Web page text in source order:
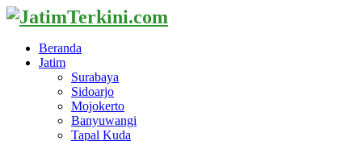
Beranda
Jatim
Surabaya
Sidoarjo
Mojokerto
Banyuwangi
Tapal Kuda